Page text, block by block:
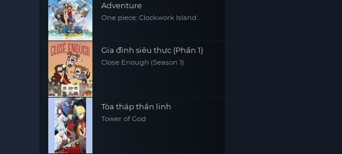
Adventure
One piece: Clockwork Island
Gia đình siêu thực (Phần 1)
Close Enough (Season 1)
Tòa tháp thần linh
Tower of God